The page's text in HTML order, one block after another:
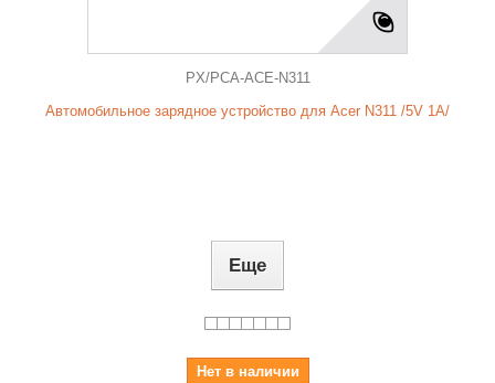
PX/PCA-ACE-N311
Автомобильное зарядное устройство для Acer N311 /5V 1A/
Еще
Нет в наличии